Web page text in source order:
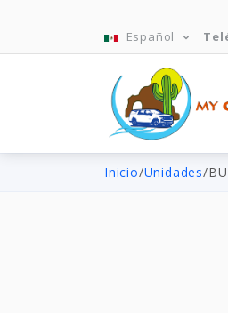
Español
Inicio/Unidades/